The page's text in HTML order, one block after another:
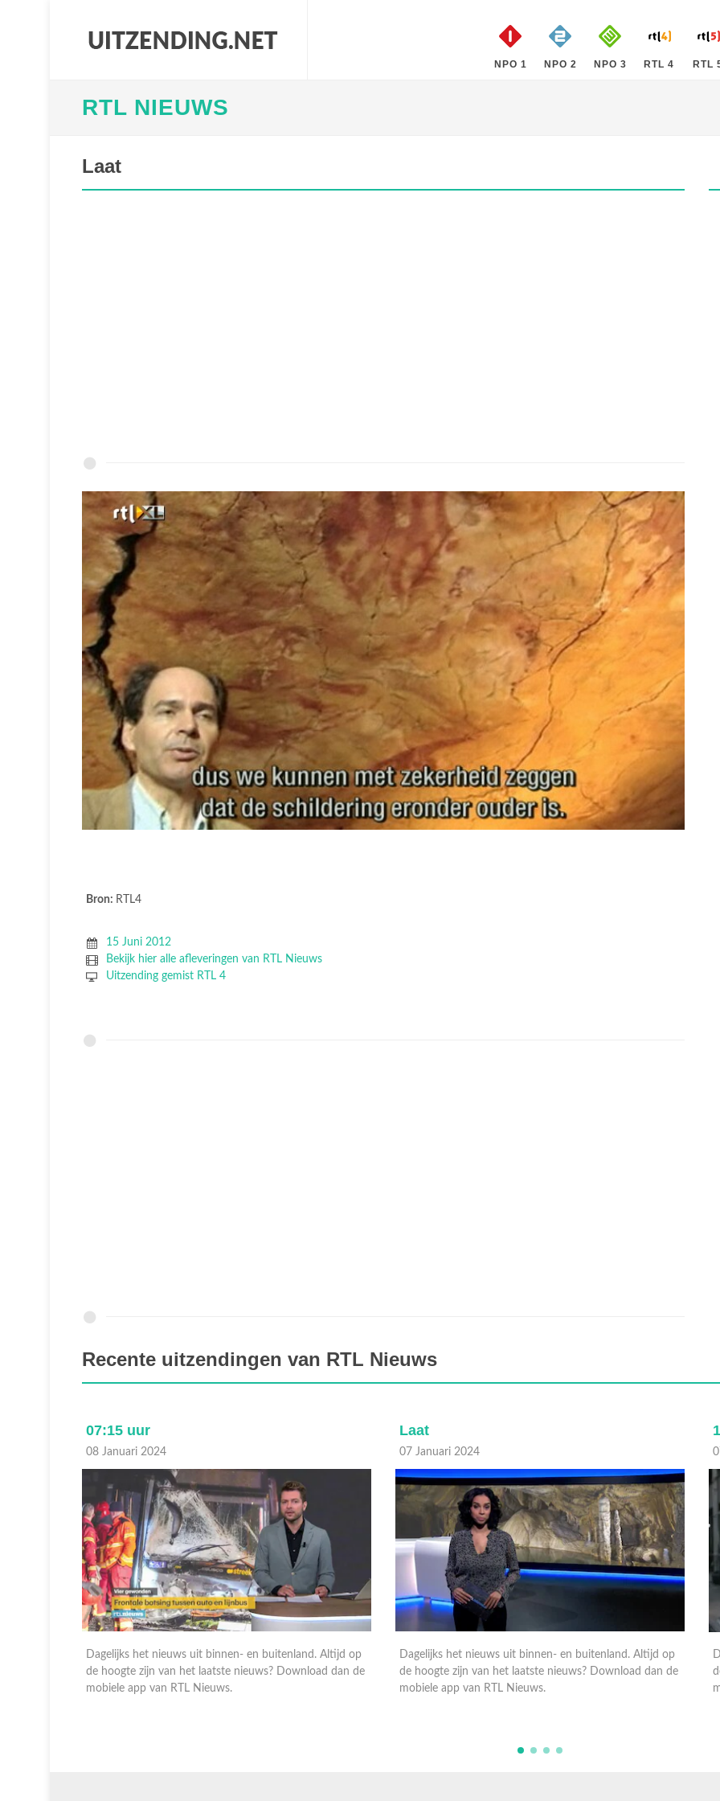
NPO 1 NPO 2 NPO 3 RTL 4 RTL
RTL NIEUWS
Laat
Bron: RTL4
15 Juni 2012
Bekijk hier alle afleveringen van RTL Nieuws
Uitzending gemist RTL 4
Recente uitzendingen van RTL Nieuws
07:15 uur
08 Januari 2024
Dagelijks het nieuws uit binnen- en buitenland. Altijd op
de hoogte zijn van het laatste nieuws? Download dan de
mobiele app van RTL Nieuws.
Laat
07 Januari 2024
Dagelijks het nieuws uit binnen- en buitenland. Altijd op
de hoogte zijn van het laatste nieuws? Download dan de
mobiele app van RTL Nieuws.